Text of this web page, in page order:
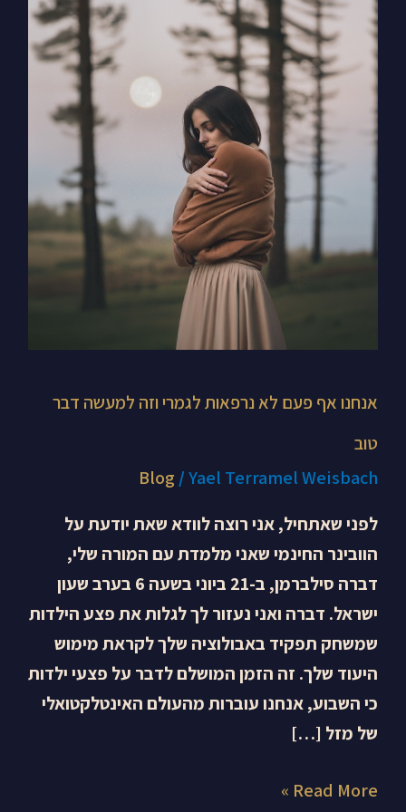
אנחנו אף פעם לא נרפאות לגמרי וזה למעשה דבר
טוב
Blog /Yael Terramel Weisbach
לפני שאתחיל, אני רוצה לוודא שאת יודעת על
הוובינר החינמי שאני מלמדת עם המורה שלי,
דברה סילברמן, ב-21 ביוני בשעה 6 בערב שעון
ישראל. דברה ואני נעזור לך לגלות את פצע הילדות
שמשחק תפקיד באבולוציה שלך לקראת מימוש
היעוד שלך. זה הזמן המושלם לדבר על פצעי ילדות
כי השבוע, אנחנו עוברות מהעולם האינטלקטואלי
של מזל […]
אנחנו
אף
פעם
לא
נרפאות
למעשה
דבר
Read More »